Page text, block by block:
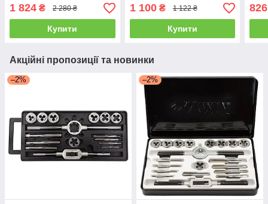
Phillips, Pozidriv, Torx,
Slotted, Ph2, Pz1, Pz2,
Pz3, T15, T20, T25, T30,
1 824 ₴ 2 280 ₴
Купити
(6086661)
1 100₴ 1 122 ₴
Купити
826
Акційні пропозиції та новинки
–2% –2%